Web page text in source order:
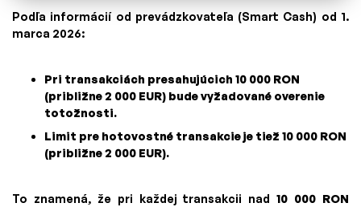
Podľa informácií od prevádzkovateľa (Smart Cash) od 1.
marca 2026:
Pri transakciách presahujúcich 10 000 RON
(približne 2 000 EUR) bude vyžadované overenie
totožnosti.
Limit pre hotovostné transakcie je tiež 10 000 RON
(približne 2 000 EUR).
To znamená, že pri každej transakcii nad10 000 RON